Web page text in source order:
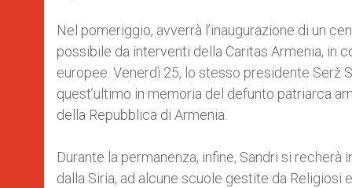
Nel pomeriggio, avverrà l’inaugurazione di un
possibile da interventi della Caritas Armenia, in
europee. Venerdì 25, lo stesso presidente Serž
quest’ultimo in memoria del defunto patriarca
della Repubblica di Armenia.
Durante la permanenza, infine, Sandri si
dalla Siria, ad alcune scuole gestite da